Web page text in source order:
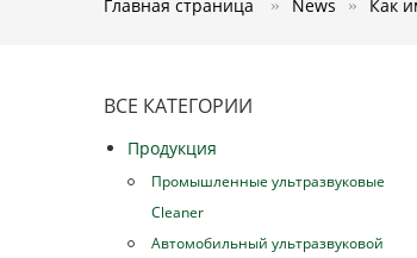
Главная страница News Как
ВСЕ КАТЕГОРИИ
Продукция
Промышленные ультразвуковые
Cleaner
Автомобильный ультразвуковой